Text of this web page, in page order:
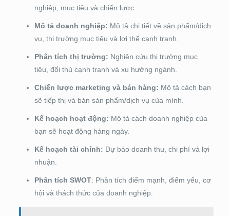
nghiệp, mục tiêu và chiến lược.
Mô tả doanh nghiệp: Mô tả chi tiết về sản phẩm/dịch
vụ, thị trường mục tiêu và lợi thế cạnh tranh.
Phân tích thị trường: Nghiên cứu thị trường mục
tiêu, đối thủ cạnh tranh và xu hướng ngành.
Chiến lược marketing và bán hàng: Mô tả cách bạn
sẽ tiếp thị và bán sản phẩm/dịch vụ của mình.
Kế hoạch hoạt động: Mô tả cách doanh nghiệp của
bạn sẽ hoạt động hàng ngày.
Kế hoạch tài chính: Dự báo doanh thu, chi phí và lợi
nhuận.
Phân tích SWOT: Phân tích điểm mạnh, điểm yếu, cơ
hội và thách thức của doanh nghiệp.